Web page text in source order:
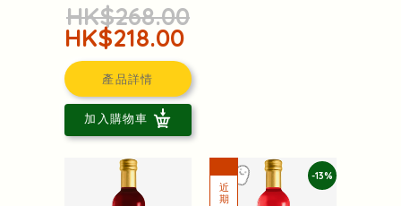
HK$268.00
HK$218.00
產品詳情
加入購物車
-13%